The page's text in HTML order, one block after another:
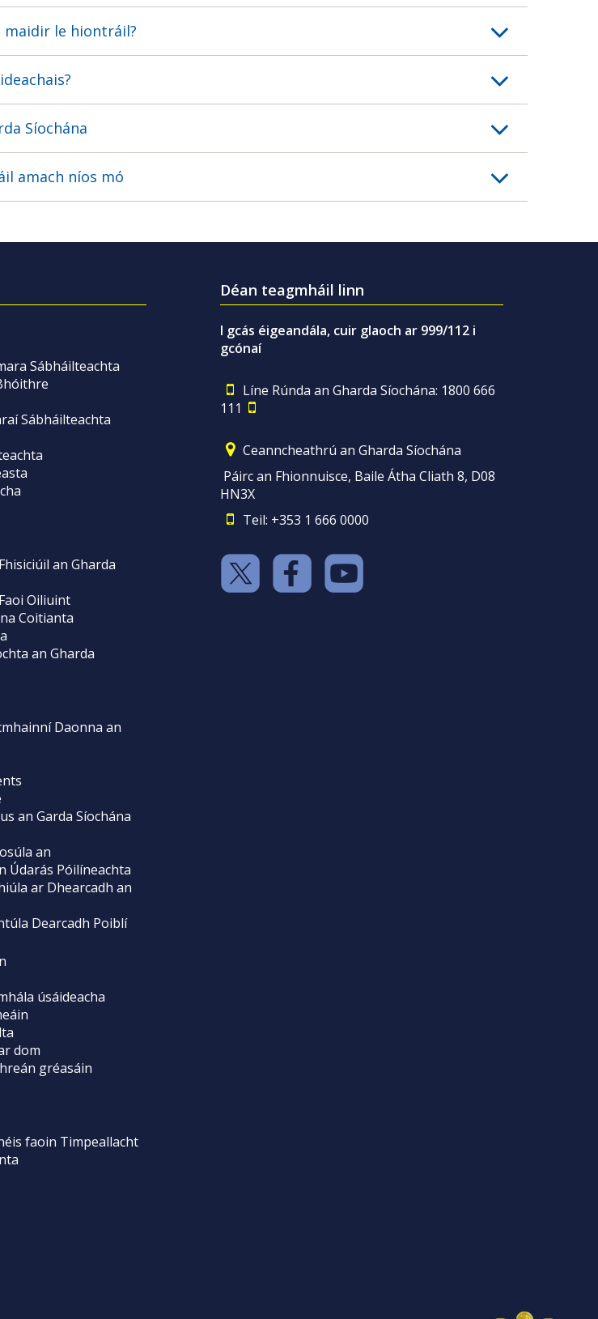
maidir le hiontráil?
Síochána
amach níos mó
Sábháilteachta
Sábháilteachta
an Gharda
Oiliuint
Coitianta
an Gharda
Daonna an
an Garda Síochána
an
Údarás Póilíneachta
ar Dhearcadh an
Dearcadh Poiblí
úsáideacha
dom
gréasáin
faoin Timpeallacht
Déan teagmháil linn
I gcás éigeandála, cuir glaoch ar 999/112 i
gcónaí
Líne Rúnda an Gharda Síochána: 1800 666
111
Ceanncheathrú an Gharda Síochána
Páirc an Fhionnuisce, Baile Átha Cliath 8, D08
HN3X
Teil: +353 1 666 0000